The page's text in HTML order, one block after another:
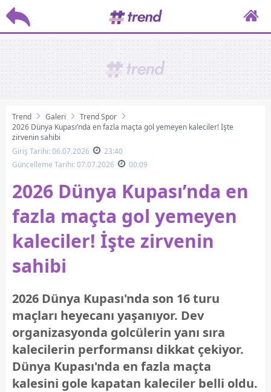
Trend Galeri
Trend Spor
2026 Dünya Kupası’nda en fazla maçta gol yemeyen kaleciler! İşte
zirvenin sahibi
Giriş Tarihi: 06.07.2026
23:40
Güncelleme Tarihi: 07.07.2026
00:09
2026 Dünya Kupası’nda en
fazla maçta gol yemeyen
kaleciler! İşte zirvenin
sahibi
2026 Dünya Kupası'nda son 16 turu
maçları heyecanı yaşanıyor. Dev
organizasyonda golcülerin yanı sıra
kalecilerin performansı dikkat çekiyor.
Dünya Kupası'nda en fazla maçta
kalesini gole kapatan kaleciler belli oldu.